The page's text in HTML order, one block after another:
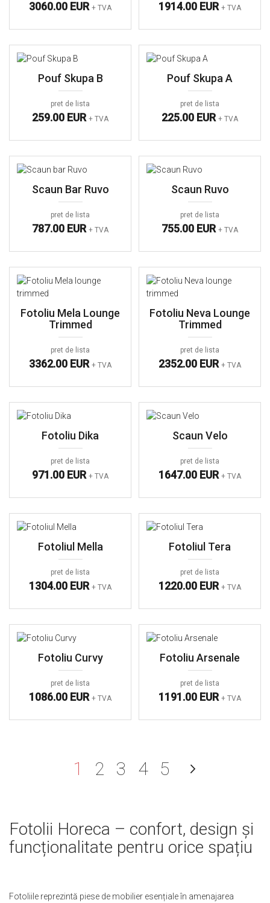
Fotolii Horeca – confort, design și
funcționalitate pentru orice spațiu
Fotoliile reprezintă piese de mobilier esențiale în amenajarea
3060.00 EUR + TVA 1914.00 EUR + TVA
Pouf Skupa B
pret de lista
259.00 EUR + TVA
Pouf Skupa A
pret de lista
225.00 EUR + TVA
Scaun Bar Ruvo
pret de lista
787.00 EUR + TVA
Scaun Ruvo
pret de lista
755.00 EUR + TVA
Fotoliu Mela Lounge
Trimmed
pret de lista
3362.00 EUR + TVA
Fotoliu Neva Lounge
Trimmed
pret de lista
2352.00 EUR + TVA
Fotoliu Dika
pret de lista
971.00 EUR + TVA
Scaun Velo
pret de lista
1647.00 EUR + TVA
Fotoliul Mella
pret de lista
1304.00 EUR + TVA
Fotoliul Tera
pret de lista
1220.00 EUR + TVA
Fotoliu Curvy
pret de lista
1086.00 EUR + TVA
Fotoliu Arsenale
pret de lista
1191.00 EUR + TVA
Pagină
în acest moment citiți
1 Pagină
2 Pagină
3 Pagină
4 Pagină
5